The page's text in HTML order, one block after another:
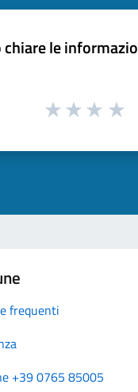
le
frequenti
+39 0765 85005